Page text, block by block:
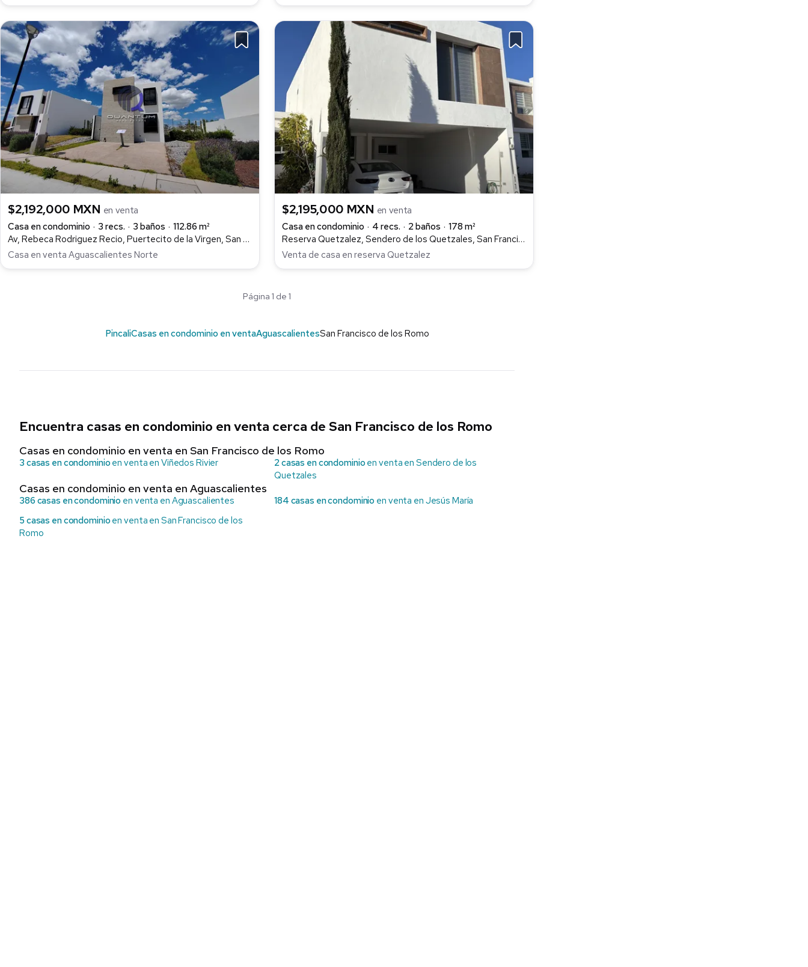
$2,192,000 MXN en venta
Casa en condominio
3 recs. 3 baños
112.86 m²
Av, Rebeca Rodriguez Recio, Puertecito de la Virgen, San Francisco de los Romo
Casa en venta Aguascalientes Norte
$2,195,000 MXN en venta
Casa en condominio
4 recs. 2 baños
178 m²
Reserva Quetzalez, Sendero de los Quetzales, San Francisco de los Romo
Venta de casa en reserva Quetzalez
Página 1 de 1
PincaliCasas en condominio en ventaAguascalientesSan Francisco de los Romo
Encuentra casas en condominio en venta cerca de San Francisco de los Romo
Casas en condominio en venta en San Francisco de los Romo
3 casas en condominio en venta en Viñedos Rivier 2 casas en condominio en venta en Sendero de los
Quetzales
Casas en condominio en venta en Aguascalientes
386 casas en condominio en venta en Aguascalientes 184 casas en condominio en venta en Jesús María
5 casas en condominio en venta en San Francisco de los
Romo